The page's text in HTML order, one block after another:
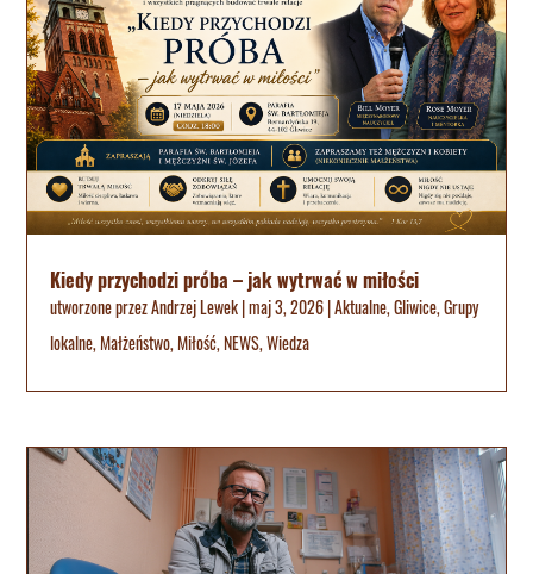
Kiedy przychodzi próba – jak wytrwać w miłości
utworzone przezAndrzej Lewek|maj 3, 2026|Aktualne,Gliwice,Grupy
lokalne,Małżeństwo,Miłość,NEWS,Wiedza